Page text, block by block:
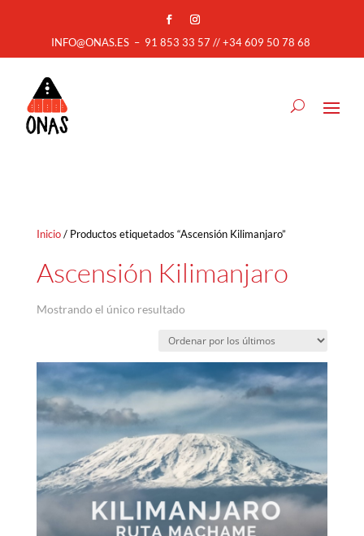
INFO@ONAS.ES – 91 853 33 57 // +34 609 50 78 68
Inicio/ Productos etiquetados “Ascensión Kilimanjaro”
Ascensión Kilimanjaro
Mostrando el único resultado